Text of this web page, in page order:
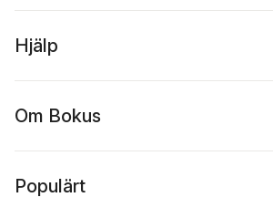
Hjälp
Om Bokus
Populärt